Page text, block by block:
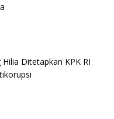
Ditetapkan KPK RI